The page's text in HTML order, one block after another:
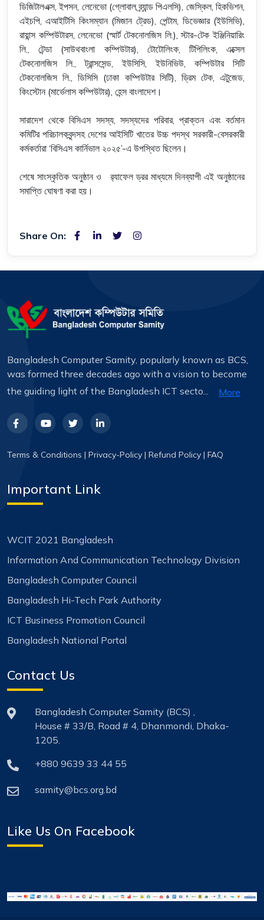
ডিজিটালএক্স, ইপসন, লেনেভো (গ্লোবাল ব্র্যান্ড পিএলসি), জেস্কিল, হিকভিশন,
এইচপি, এআইটিসি কিংসম্যান (মিজান ট্রেড), পেন্টাম, ডিভেজ্ঞার (ইউসিভি),
রায়ান্স কম্পিউটারস, লেনেভো (স্মার্ট টেকনোলজিস লি.), স্টার-টেক ইঞ্জিনিয়ারিং
লি., টেন্ডা (সাউথবাংলা কম্পিউটার), টোটোলিংক, টিপিলিংক, এক্সেল
টেকনোলজিস লি., ট্রান্সসেন্ড, ইউসিসি, ইউনিভিউ, কম্পিউটার সিটি
টেকনোলজিস লি., ডিসিসি (ঢাকা কম্পিউটার সিটি), ড্রিম টেক, এটুজেড,
কিংস্টোন (মার্ভেলাস কম্পিউটার), হেন্স বাংলাদেশ।
সারাদেশ থেকে বিসিএস সদস্য, সদস্যদের পরিবার, প্রাক্তন এবং বর্তমান
কমিটির পরিচালকবৃন্দসহ দেশের আইসিটি খাতের উচ্চ পদস্থ সরকারী-বেসরকারী
কর্মকর্তারা ‘বিসিএস কার্নিভাল ২০২৫’-এ উপস্থিত ছিলেন।
শেষে সাংস্কৃতিক অনুষ্ঠান ও র‌্যাফেল ড্রর মাধ্যমে দিনব্যাপী এই অনুষ্ঠানের
সমাপ্তি ঘোষণা করা হয়।
Share On:
Bangladesh Computer Samity, popularly known as BCS,
was formed three decades ago with a vision to become
the guiding light of the Bangladesh ICT secto...
More
Terms & Conditions | Privacy-Policy | Refund Policy | FAQ
Important Link
WCIT 2021 Bangladesh
Information And Communication Technology Division
Bangladesh Computer Council
Bangladesh Hi-Tech Park Authority
ICT Business Promotion Council
Bangladesh National Portal
Contact Us
Bangladesh Computer Samity (BCS) ,
House # 33/B, Road # 4, Dhanmondi, Dhaka-
1205.
+880 9639 33 44 55
samity@bcs.org.bd
Like Us On Facebook